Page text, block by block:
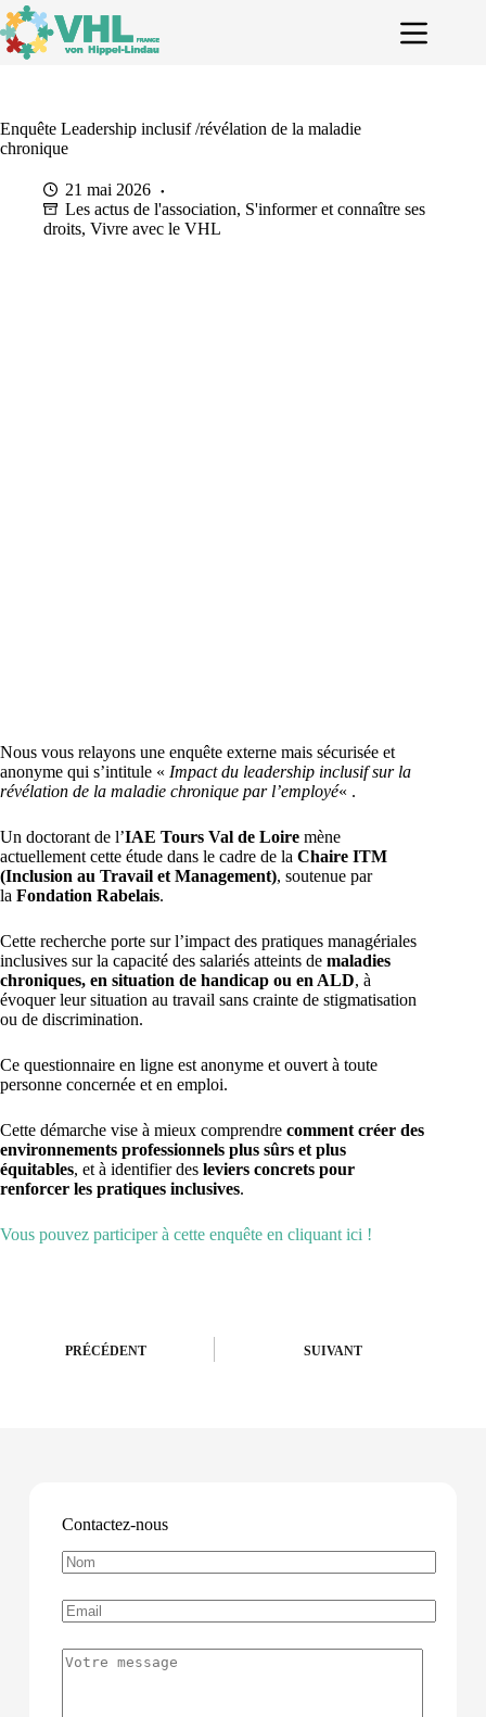
Passer
au
contenu
Enquête Leadership inclusif /révélation de la maladie
chronique
21 mai 2026
Les actus de l'association, S'informer et connaître ses
droits, Vivre avec le VHL
Nous vous relayons une enquête externe mais sécurisée et
anonyme qui s’intitule « Impact du leadership inclusif sur la
révélation de la maladie chronique par l’employé« .
Un doctorant de l’IAE Tours Val de Loire mène
actuellement cette étude dans le cadre de la Chaire ITM
(Inclusion au Travail et Management), soutenue par
la Fondation Rabelais.
Cette recherche porte sur l’impact des pratiques managériales
inclusives sur la capacité des salariés atteints de maladies
chroniques, en situation de handicap ou en ALD, à
évoquer leur situation au travail sans crainte de stigmatisation
ou de discrimination.
Ce questionnaire en ligne est anonyme et ouvert à toute
personne concernée et en emploi.
Cette démarche vise à mieux comprendre comment créer des
environnements professionnels plus sûrs et plus
équitables, et à identifier des leviers concrets pour
renforcer les pratiques inclusives.
Vous pouvez participer à cette enquête en cliquant ici !
PRÉCÉDENT SUIVANT
Contactez-nous